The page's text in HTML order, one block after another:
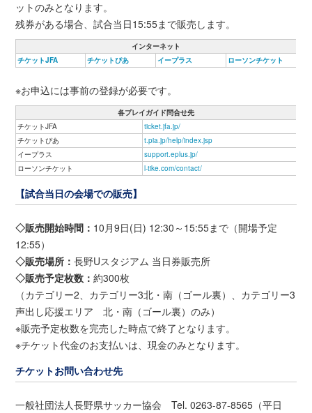
ットのみとなります。
残券がある場合、試合当日15:55まで販売します。
インターネット
チケットJFA
チケットぴあ イープラス ローソンチケット
※お申込には事前の登録が必要です。
各プレイガイド問合せ先
チケットJFA
ticket.jfa.jp/
チケットぴあ
t.pia.jp/help/index.jsp
イープラス
support.eplus.jp/
ローソンチケット
l-tike.com/contact/
【試合当日の会場での販売】
◇販売開始時間： 10月9日(日) 12:30～15:55まで（開場予定
12:55）
◇販売場所：長野Uスタジアム 当日券販売所
◇販売予定枚数：約300枚
（カテゴリー2、カテゴリー3北・南（ゴール裏）、カテゴリー3
声出し応援エリア 北・南（ゴール裏）のみ）
※販売予定枚数を完売した時点で終了となります。
※チケット代金のお支払いは、現金のみとなります。
チケットお問い合わせ先
一般社団法人長野県サッカー協会 Tel. 0263-87-8565（平日